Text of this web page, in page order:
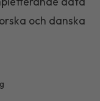
och danska